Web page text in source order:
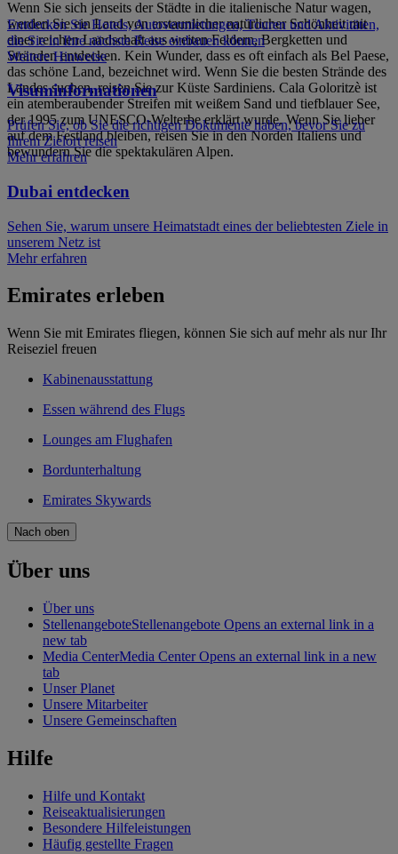
Wenn Sie sich jenseits der Städte in die italienische Natur wagen,
werden Sie ein Land von erstaunlicher natürlicher Schönheit mit
einer reichen Landschaft aus weiten Feldern, Bergketten und
Stränden entdecken. Kein Wunder, dass es oft einfach als Bel Paese,
das schöne Land, bezeichnet wird. Wenn Sie die besten Strände des
Landes suchen, reisen Sie zur Küste Sardiniens. Cala Goloritzè ist
ein atemberaubender Streifen mit weißem Sand und tiefblauer See,
der 1995 zum UNESCO-Welterbe erklärt wurde. Wenn Sie lieber
auf dem Festland bleiben, reisen Sie in den Norden Italiens und
bewundern Sie die spektakulären Alpen.
Entdecken Sie Hotels, Autovermietungen, Touren und Aktivitäten,
die Sie in Ihre nächste Reise einbauen können
Weitere Hinweise
Visuminformationen
Prüfen Sie, ob Sie die richtigen Dokumente haben, bevor Sie zu
Ihrem Zielort reisen
Mehr erfahren
Dubai entdecken
Sehen Sie, warum unsere Heimatstadt eines der beliebtesten Ziele in
unserem Netz ist
Mehr erfahren
Emirates erleben
Wenn Sie mit Emirates fliegen, können Sie sich auf mehr als nur Ihr
Reiseziel freuen
Kabinenausstattung
Essen während des Flugs
Lounges am Flughafen
Bordunterhaltung
Emirates Skywards
Nach oben
Über uns
Über uns
StellenangeboteStellenangebote Opens an external link in a
new tab
Media CenterMedia Center Opens an external link in a new
tab
Unser Planet
Unsere Mitarbeiter
Unsere Gemeinschaften
Hilfe
Hilfe und Kontakt
Reiseaktualisierungen
Besondere Hilfeleistungen
Häufig gestellte Fragen